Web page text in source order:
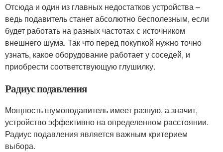
Отсюда и один из главных недостатков устройства –
ведь подавитель станет абсолютно бесполезным, если
будет работать на разных частотах с источником
внешнего шума. Так что перед покупкой нужно точно
узнать, какое оборудование работает у соседей, и
приобрести соответствующую глушилку.
Радиус подавления
Мощность шумоподавитель имеет разную, а значит,
устройство эффективно на определенном расстоянии.
Радиус подавления является важным критерием
выбора.